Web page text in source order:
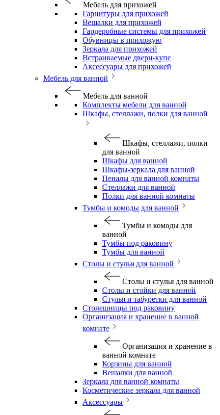
Мебель для прихожей
Гарнитуры для прихожей
Вешалки для прихожей
Гардеробные системы для прихожей
Обувницы в прихожую
Зеркала для прихожей
Встраиваемые двери-купе
Аксессуары для прихожей
Мебель для ванной
Мебель для ванной
Комплекты мебели для ванной
Шкафы, стеллажи, полки для ванной
Шкафы, стеллажи, полки
для ванной
Шкафы для ванной
Шкафы-зеркала для ванной
Пеналы для ванной комнаты
Стеллажи для ванной
Полки для ванной комнаты
Тумбы и комоды для ванной
Тумбы и комоды для
ванной
Тумбы под раковину
Тумбы для ванной
Столы и стулья для ванной
Столы и стулья для ванной
Столы и стойки для ванной
Стулья и табуретки для ванной
Столешницы под раковину
Организация и хранение в ванной
комнате
Организация и хранение в
ванной комнате
Корзины для ванной
Вешалки для ванной
Зеркала для ванной комнаты
Косметические зеркала для ванной
Аксессуары